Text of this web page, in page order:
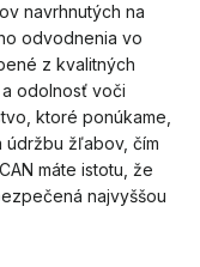
navrhnutých na
odvodnenia vo
z kvalitných
odolnosť voči
ktoré ponúkame,
údržbu žľabov, čím
máte istotu, že
najvyššou